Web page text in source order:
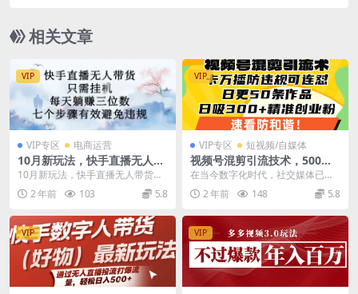
相关文章
VIP
VIP专区 电商运营
10月新玩法，快手直播无人带
货，每天躺Z三位数，七个步
骤有效避免违规【揭秘】
10月新玩法，快手直播无人带货，
每天躺Z三位数，七个步骤有效避免
违规【揭秘】 项...
2 年前 103 5.8
VIP
VIP专区 短视频/自媒体
视频号混剪引流技术，500万
播放引流17000创业粉，操作
简单当天学会
在当今数字化时代，社交媒体已成
为人们获取信息、分享生活和实现
个人价值的重要渠道。...
2 年前 148 5.8
VIP VIP